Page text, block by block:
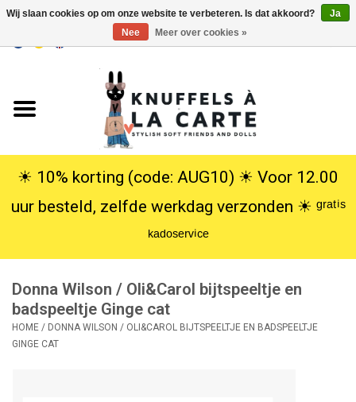
USD
Knuffels
Poppen
SALE
Cadeauservice
info
☀︎ 10% korting (code: AUG10) ☀︎ Voor 12.00
uur besteld, zelfde werkdag verzonden ☀︎ ᵍʳᵃᵗⁱˢ
ᵏᵃᵈᵒˢᵉʳᵛⁱᶜᵉ
Donna Wilson / Oli&Carol bijtspeeltje en
badspeeltje Ginge cat
HOME / DONNA WILSON / OLI&CAROL BIJTSPEELTJE EN BADSPEELTJE
GINGE CAT
Wij slaan cookies op om onze website te verbeteren. Is dat akkoord?
Ja
Nee
Meer over cookies »